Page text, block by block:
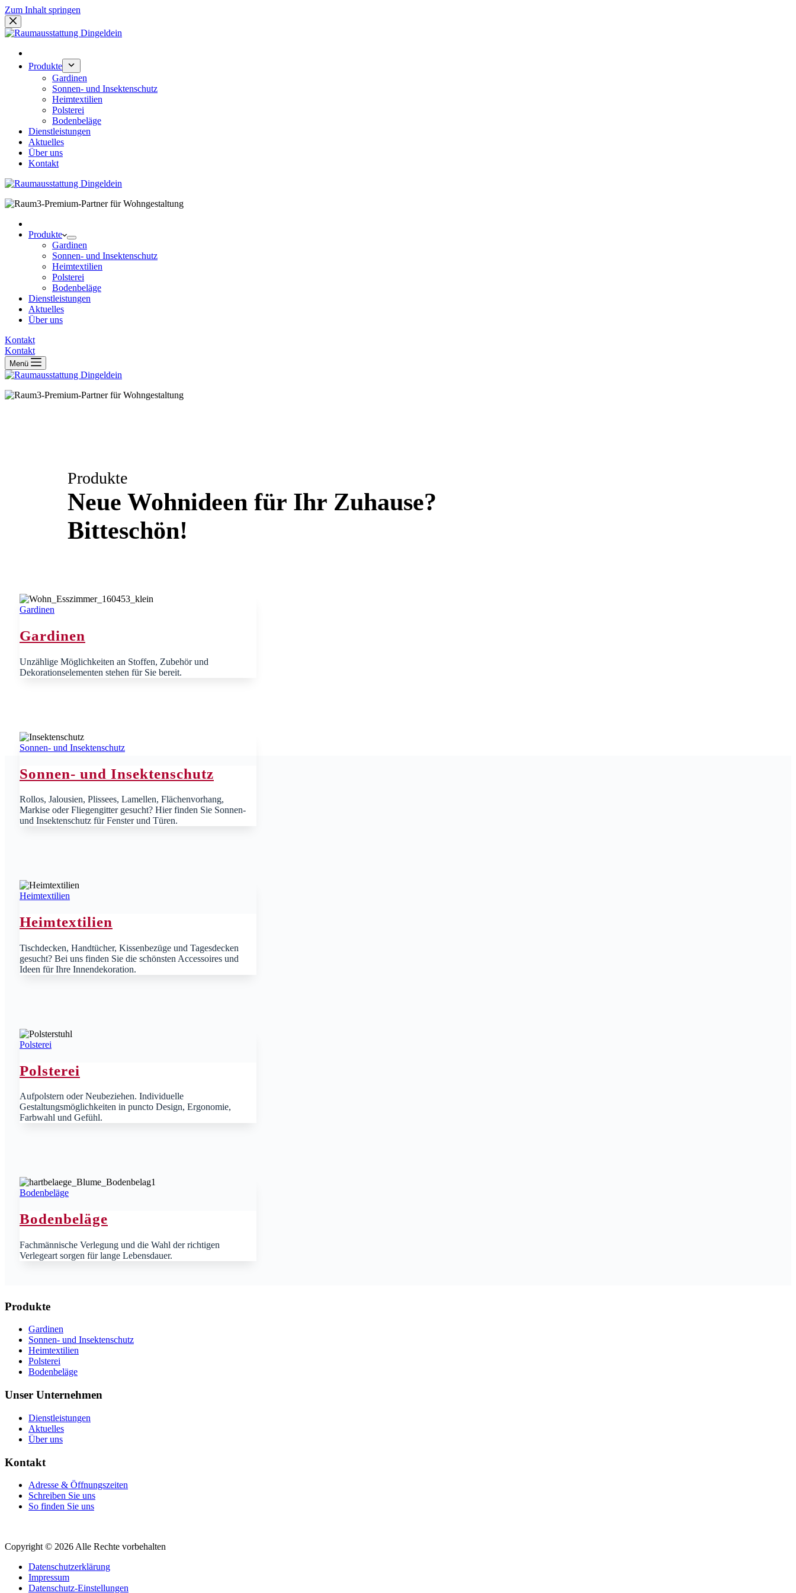
Zum Inhalt springen
Produkte
Gardinen
Sonnen- und Insektenschutz
Heimtextilien
Polsterei
Bodenbeläge
Dienstleistungen
Aktuelles
Über uns
Kontakt
Produkte
Gardinen
Sonnen- und Insektenschutz
Heimtextilien
Polsterei
Bodenbeläge
Dienstleistungen
Aktuelles
Über uns
Kontakt
Kontakt
Menü
Produkte
Neue Wohnideen für Ihr Zuhause?
Bitteschön!
Gardinen
Gardinen
Unzählige Möglichkeiten an Stoffen, Zubehör und
Dekorationselementen stehen für Sie bereit.
Sonnen- und Insektenschutz
Sonnen- und Insektenschutz
Rollos, Jalousien, Plissees, Lamellen, Flächenvorhang,
Markise oder Fliegengitter gesucht? Hier finden Sie Sonnen-
und Insektenschutz für Fenster und Türen.
Heimtextilien
Heimtextilien
Tischdecken, Handtücher, Kissenbezüge und Tagesdecken
gesucht? Bei uns finden Sie die schönsten Accessoires und
Ideen für Ihre Innendekoration.
Polsterei
Polsterei
Aufpolstern oder Neubeziehen. Individuelle
Gestaltungsmöglichkeiten in puncto Design, Ergonomie,
Farbwahl und Gefühl.
Bodenbeläge
Bodenbeläge
Fachmännische Verlegung und die Wahl der richtigen
Verlegeart sorgen für lange Lebensdauer.
Produkte
Gardinen
Sonnen- und Insektenschutz
Heimtextilien
Polsterei
Bodenbeläge
Unser Unternehmen
Dienstleistungen
Aktuelles
Über uns
Kontakt
Adresse & Öffnungszeiten
Schreiben Sie uns
So finden Sie uns
Copyright © 2026 Alle Rechte vorbehalten
Datenschutzerklärung
Impressum
Datenschutz-Einstellungen